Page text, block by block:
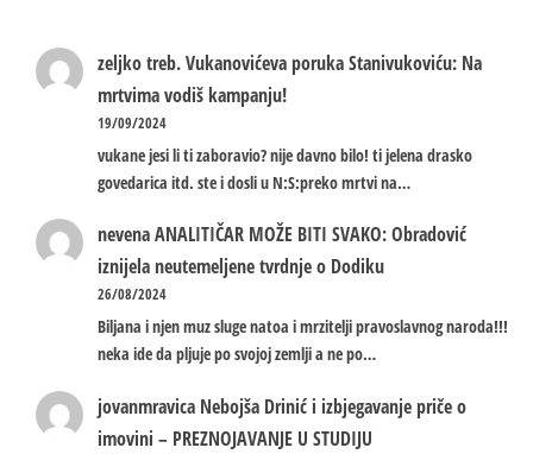
zeljko treb.Vukanovićeva poruka Stanivukoviću: Na
mrtvima vodiš kampanju!
19/09/2024
vukane jesi li ti zaboravio? nije davno bilo! ti jelena drasko
govedarica itd. ste i dosli u N:S:preko mrtvi na…
nevenaANALITIČAR MOŽE BITI SVAKO: Obradović
iznijela neutemeljene tvrdnje o Dodiku
26/08/2024
Biljana i njen muz sluge natoa i mrzitelji pravoslavnog naroda!!!
neka ide da pljuje po svojoj zemlji a ne po…
jovanmravica Nebojša Drinić i izbjegavanje priče o
imovini – PREZNOJAVANJE U STUDIJU